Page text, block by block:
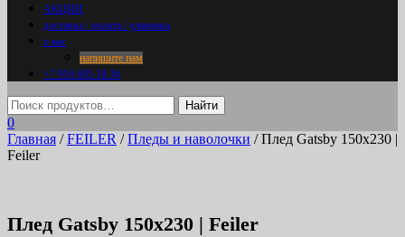
АКЦИИ
доставка / оплата / упаковка
о нас
напишите нам
+7 916 695 18 36
0
Главная /FEILER /Пледы и наволочки / Плед Gatsby 150х230 |
Feiler
Плед Gatsby 150х230 | Feiler